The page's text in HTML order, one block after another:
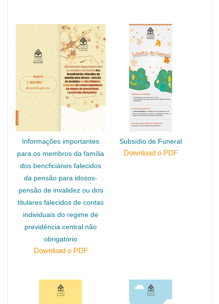
Informações importantes
para os membros da família
dos bencficiários falecidos
da pensão para idosos-
pensão de invalidez ou dos
titulares falecidos de contas
individuais do regime de
previdência central não
obrigatório
Download o PDF
Subsídio de Funeral
Download o PDF